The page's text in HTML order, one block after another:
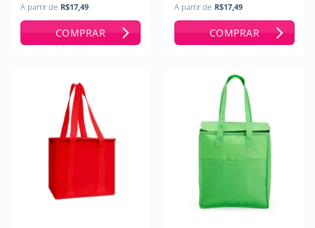
A partir de R$17,49
COMPRAR
A partir de R$17,49
COMPRAR